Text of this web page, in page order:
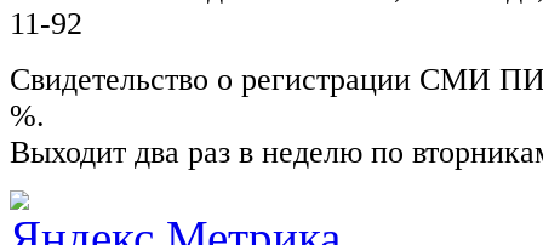
11-92
Свидетельство о регистрации СМИ
%.
Выходит два раз в неделю по